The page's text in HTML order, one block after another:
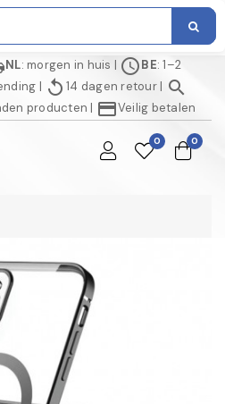
NL: morgen in huis | scheduleBE: 1–2
| replay 14 dagen retour| search
producten | credit_cardVeilig betalen
0 0